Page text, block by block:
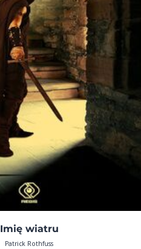
Imię wiatru
Patrick Rothfuss